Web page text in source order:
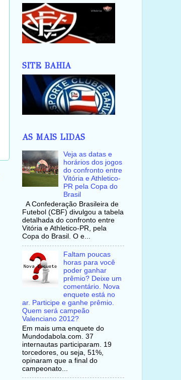
SITE BAHIA
AS MAIS LIDAS
Veja as datas e
horários dos jogos
do confronto entre
Vitória e Athletico-
PR pela Copa do
Brasil
A Confederação Brasileira de
Futebol (CBF) divulgou a tabela
detalhada do confronto entre
Vitória e Athletico-PR, pela
Copa do Brasil. O e...
Faltam poucas
horas para você
poder ganhar
prêmio? Deixe um
comentário. Nova
enquete está no
ar. Participe e ganhe prêmio.
Quem será campeão
Valenciano 2012?
Em mais uma enquete do
Mundodabola.com. 37
internautas participaram. 19
torcedores, ou seja, 51%,
opinaram que a final do
campeonato...